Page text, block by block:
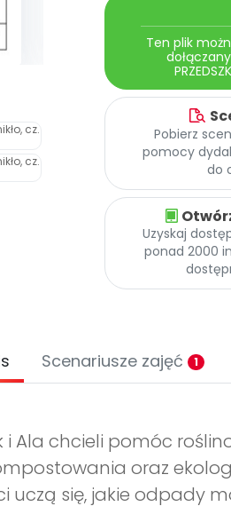
Ten plik
Pobierz
pomocy
do
Uzyskaj
ponad 2000
Scenariusze zajęć 1
Ala chcieli pomóc
oraz
uczą się, jakie odpady